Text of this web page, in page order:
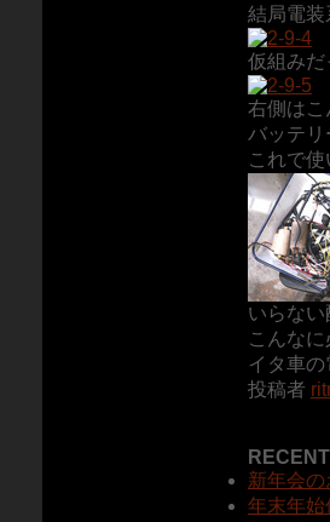
結局電装
仮組みだ
右側はこ
バッテリ
これで使
いらない
こんな
イタ車
投稿者
新年会の
年末年始